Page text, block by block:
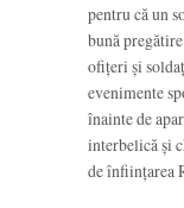
pentru că un
bună
ofițeri și
evenimente
înainte de
interbelică și
de înființarea